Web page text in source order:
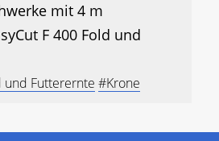
mit 4 m
F 400 Fold und
und Futterernte #Krone